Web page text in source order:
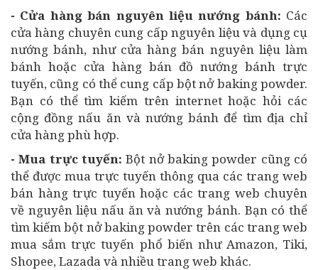
- Cửa hàng bán nguyên liệu nướng bánh: Các
cửa hàng chuyên cung cấp nguyên liệu và dụng cụ
nướng bánh, như cửa hàng bán nguyên liệu làm
bánh hoặc cửa hàng bán đồ nướng bánh trực
tuyến, cũng có thể cung cấp bột nở baking powder.
Bạn có thể tìm kiếm trên internet hoặc hỏi các
cộng đồng nấu ăn và nướng bánh để tìm địa chỉ
cửa hàng phù hợp.
- Mua trực tuyến: Bột nở baking powder cũng có
thể được mua trực tuyến thông qua các trang web
bán hàng trực tuyến hoặc các trang web chuyên
về nguyên liệu nấu ăn và nướng bánh. Bạn có thể
tìm kiếm bột nở baking powder trên các trang web
mua sắm trực tuyến phổ biến như Amazon, Tiki,
Shopee, Lazada và nhiều trang web khác.